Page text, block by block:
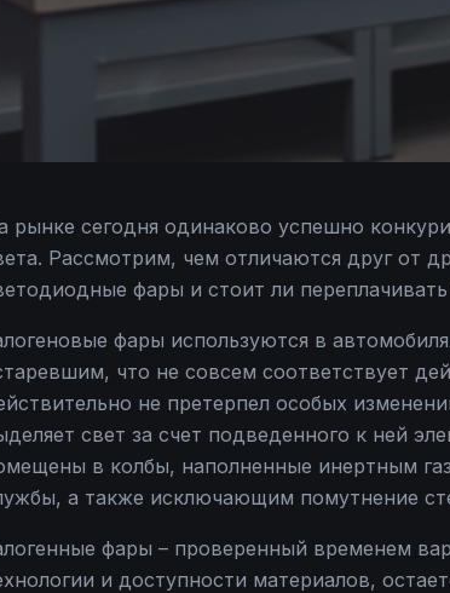
рынке сегодня одинаково успешно
Рассмотрим, чем отличаются друг от
фары и стоит ли
фары используются в
что не совсем соответствует
не претерпел особых
свет за счет подведенного к ней
в колбы, наполненные инертным
а также исключающим помутнение
фары – проверенный временем
и доступности материалов,